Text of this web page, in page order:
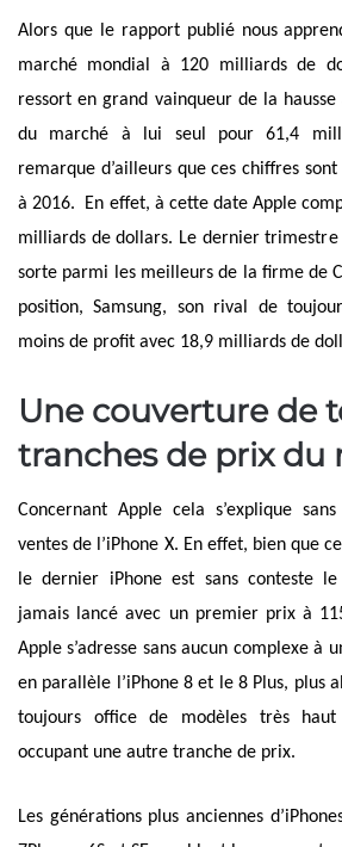
A lors que le rapport publié nous
marché mondial à 120 milliards de
ressort en grand vainqueur de la hausse
du marché à lui seul pour 61,4
remarque d’ailleurs que ces chiffres
à 2016. En effet, à cette date Apple
milliards de dollars. Le dernier trimestre
sorte parmi les meilleurs de la firme de
position, Samsung, son rival de
moins de profit avec 18,9 milliards de
Une couverture de
tranches de prix du
Concernant Apple cela s’explique
ventes de l’iPhone X. En effet, bien que
le dernier iPhone est sans conteste
jamais lancé avec un premier prix à
Apple s’adresse sans aucun complexe à
en parallèle l’iPhone 8 et le 8 Plus, plus
toujours office de modèles très
occupant une autre tranche de prix.
Les générations plus anciennes